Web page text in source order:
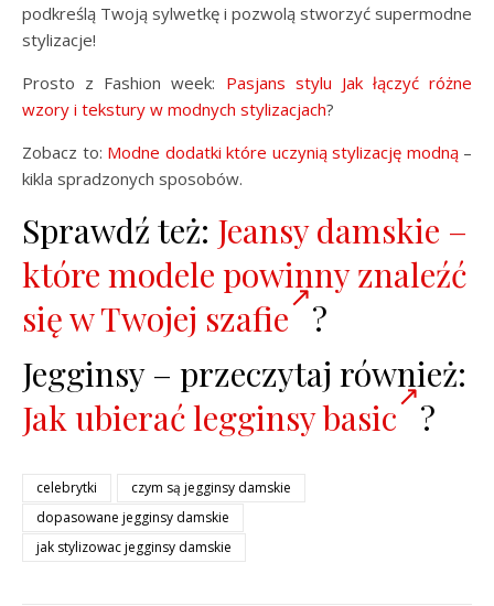
podkreślą Twoją sylwetkę i pozwolą stworzyć supermodne
stylizacje!
Prosto z Fashion week: Pasjans stylu Jak łączyć różne
wzory i tekstury w modnych stylizacjach?
Zobacz to: Modne dodatki które uczynią stylizację modną–
kikla spradzonych sposobów.
Sprawdź też: Jeansy damskie –
które modele powinny znaleźć
się w Twojej szafie ?
Jegginsy – przeczytaj również:
Jak ubierać legginsy basic ?
celebrytki
czym są jegginsy damskie
dopasowane jegginsy damskie
jak stylizowac jegginsy damskie